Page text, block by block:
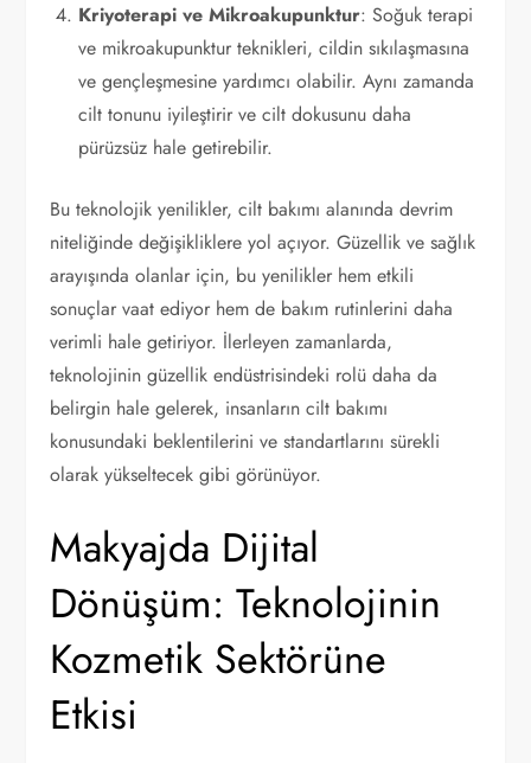
Kriyoterapi ve Mikroakupunktur: Soğuk terapi
ve mikroakupunktur teknikleri, cildin sıkılaşmasına
ve gençleşmesine yardımcı olabilir. Aynı zamanda
cilt tonunu iyileştirir ve cilt dokusunu daha
pürüzsüz hale getirebilir.
Bu teknolojik yenilikler, cilt bakımı alanında devrim
niteliğinde değişikliklere yol açıyor. Güzellik ve sağlık
arayışında olanlar için, bu yenilikler hem etkili
sonuçlar vaat ediyor hem de bakım rutinlerini daha
verimli hale getiriyor. İlerleyen zamanlarda,
teknolojinin güzellik endüstrisindeki rolü daha da
belirgin hale gelerek, insanların cilt bakımı
konusundaki beklentilerini ve standartlarını sürekli
olarak yükseltecek gibi görünüyor.
Makyajda Dijital
Dönüşüm: Teknolojinin
Kozmetik Sektörüne
Etkisi